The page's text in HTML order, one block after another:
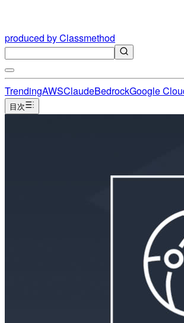
produced by Classmethod
TrendingAWSClaudeBedrockGoogle
目次